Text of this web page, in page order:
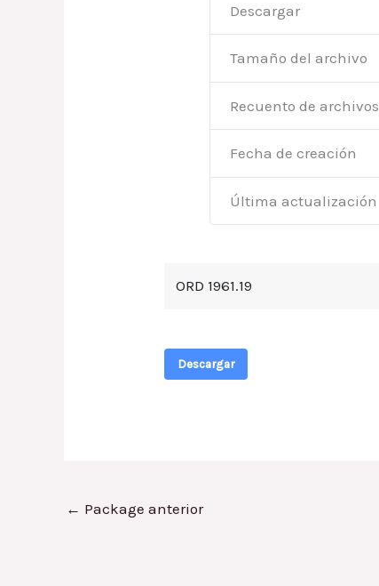
Descargar
Tamaño del archivo
Recuento de archivos
Fecha de creación
Última actualización
ORD 1961.19
Descargar
← Package anterior